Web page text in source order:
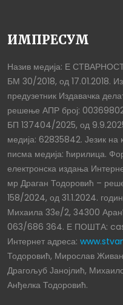
ИМПРЕСУМ
Назив медија: Е
БМ 30/2018, од 17.01.2018.
предузетник Издавачка
решење АПР број:
БП 137404/2025, од
медија: 62835842. Језик на
писма медија: ћирилица.
електронска издања
мр Драган Тодоровић –
158/2024, од 31.1.2024.
Михаила 33е/2, 34300
063/686 364. Е ПОШТА:
Интернет адреса:
Тодоровић, Мирослав
Драгољуб Јанојлић,
Анђелка Тодоровић.